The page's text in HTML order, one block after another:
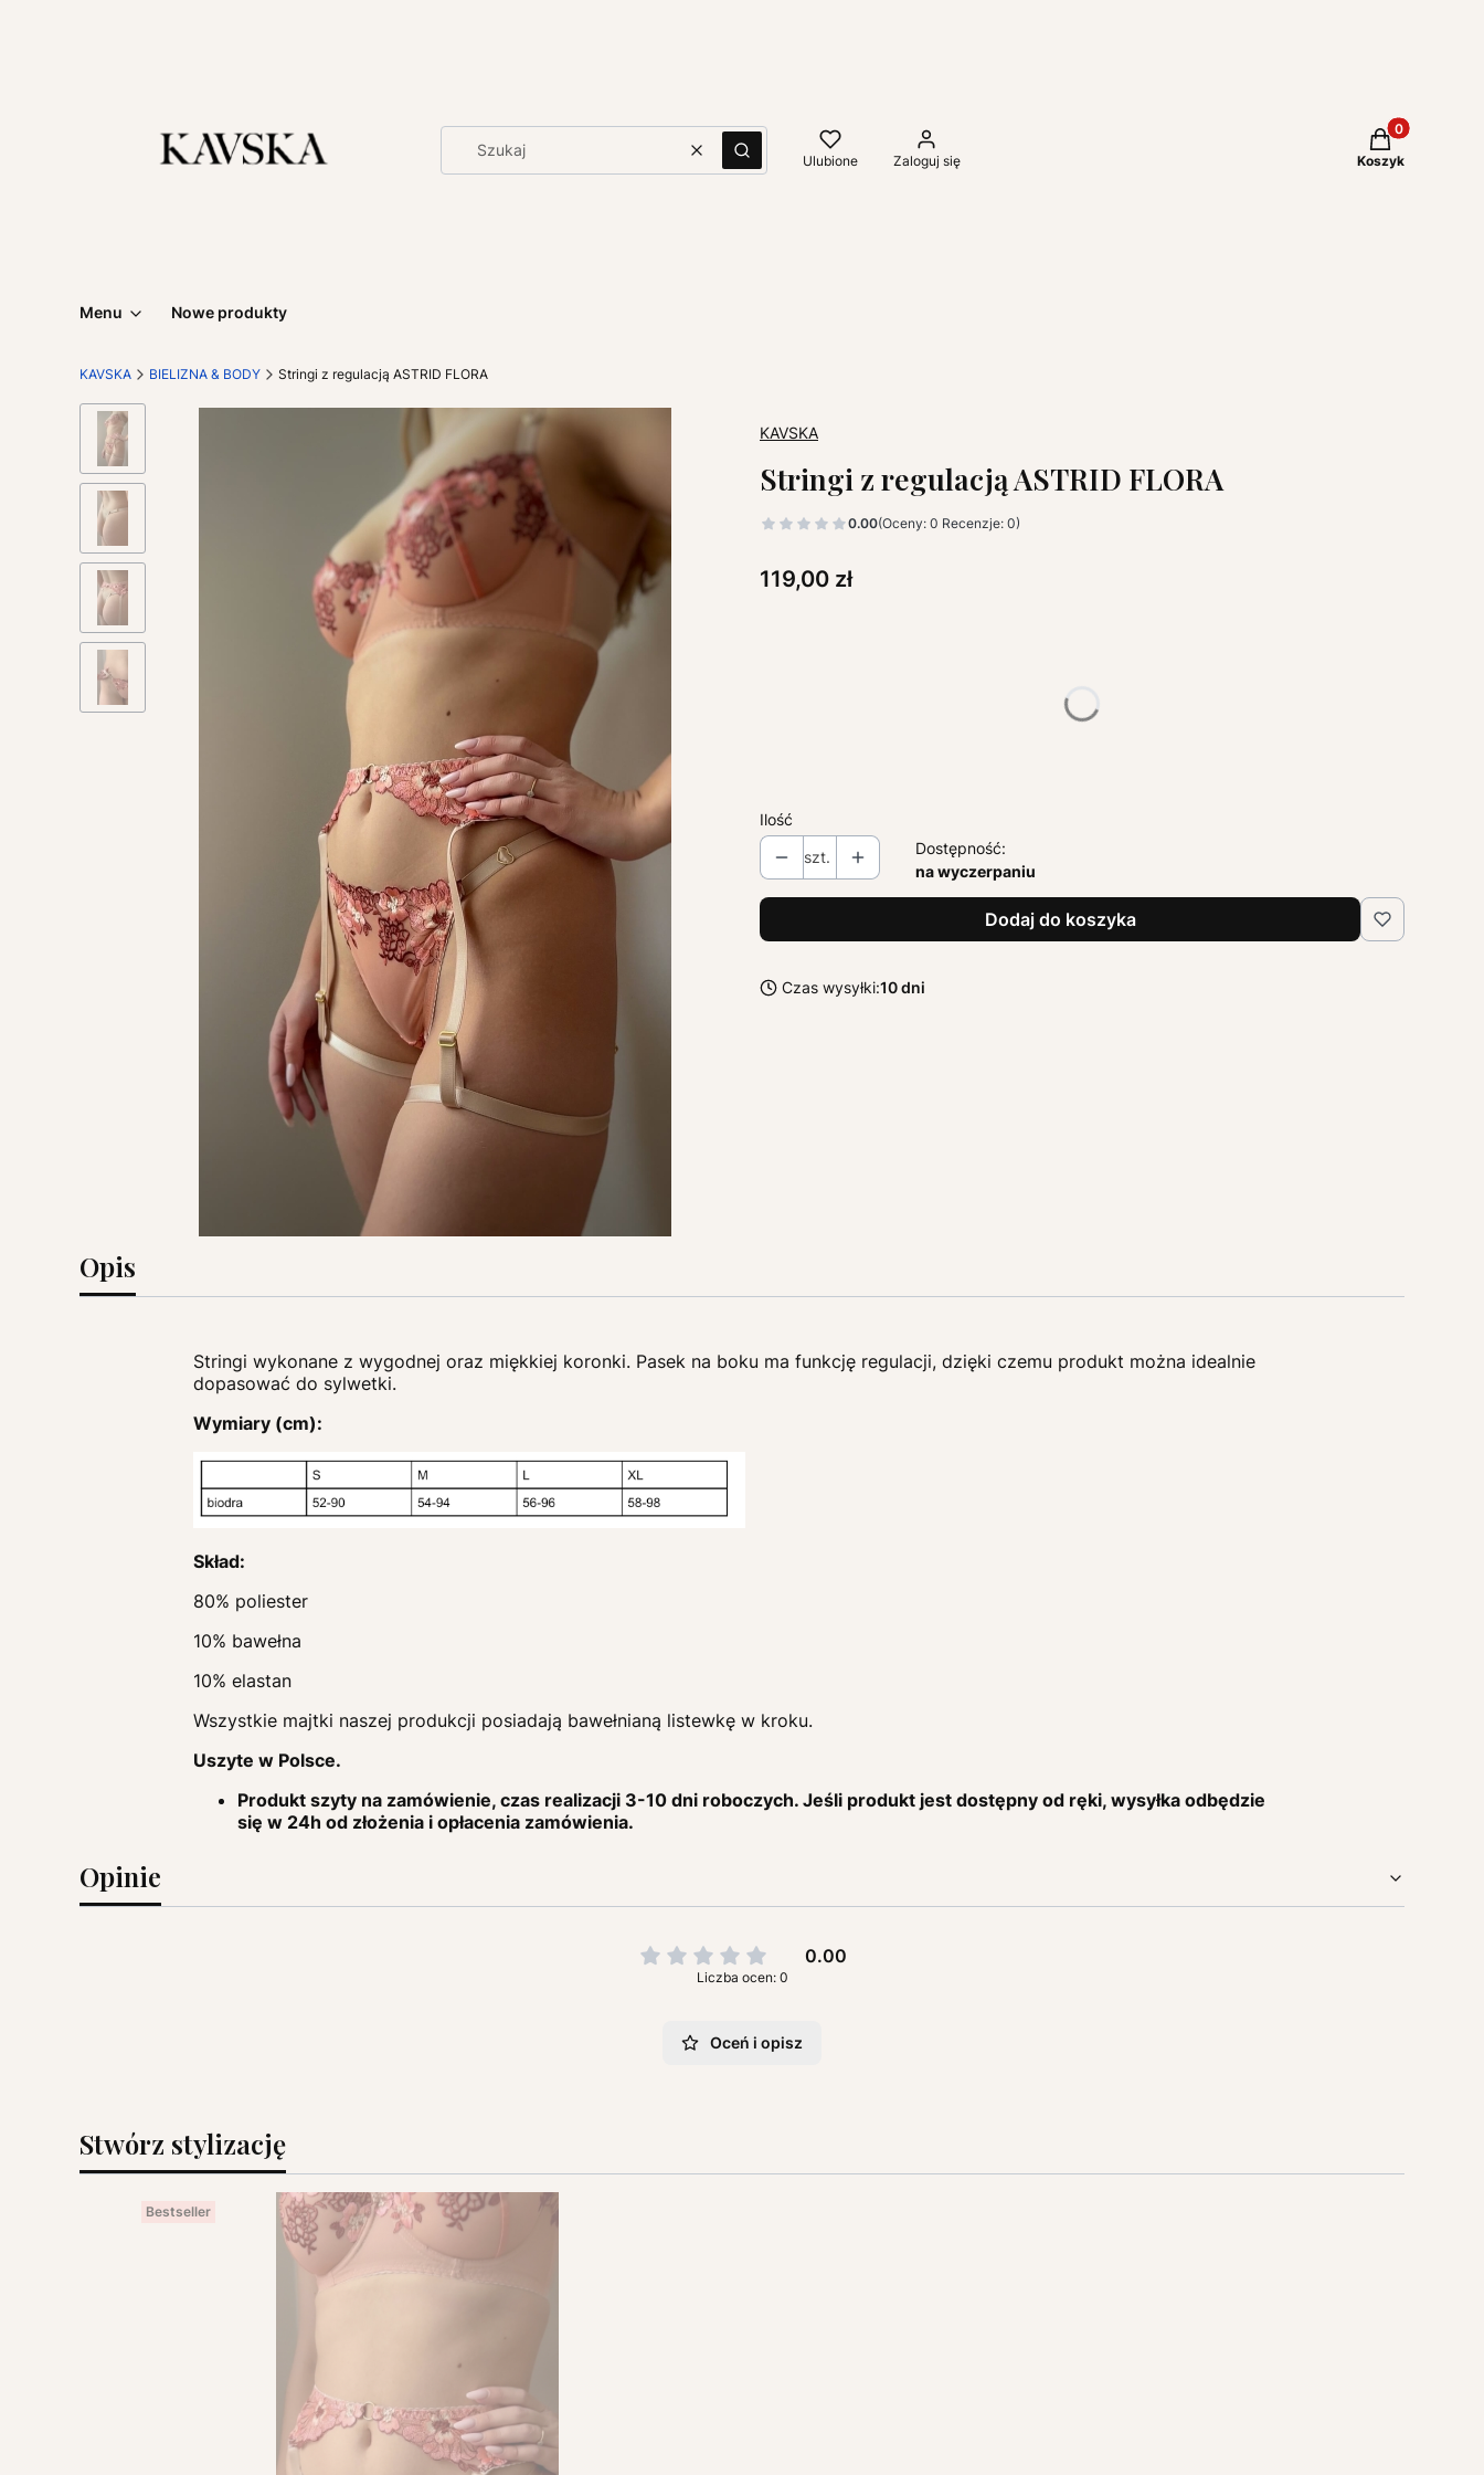
WyczyśćSzukaj Ulubione Zaloguj się
Produkty w
Koszyk
Menu Nowe produkty
KAVSKA BIELIZNA & BODY Stringi z regulacją ASTRID FLORA
KAVSKA
Stringi z regulacją ASTRID FLORA
0.00(Oceny: 0 Recenzje: 0)
Cena
119,00 zł
Ilość
szt.
Dostępność:
na wyczerpaniu
Dodaj do koszyka
Czas wysyłki:10 dni
Opis
Stringi wykonane z wygodnej oraz miękkiej koronki. Pasek na boku ma funkcję regulacji, dzięki czemu produkt można idealnie
dopasować do sylwetki.
Wymiary (cm):
Skład:
80% poliester
10% bawełna
10% elastan
Wszystkie majtki naszej produkcji posiadają bawełnianą listewkę w kroku.
Uszyte w Polsce.
Produkt szyty na zamówienie, czas realizacji 3-10 dni roboczych. Jeśli produkt jest dostępny od ręki, wysyłka odbędzie
się w 24h od złożenia i opłacenia zamówienia.
Opinie
0.00
Liczba ocen: 0
Oceń i opisz
Stwórz stylizację
Bestseller